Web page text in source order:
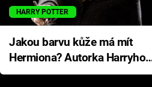
HARRY POTTER
Jakou barvu kůže má mít
Hermiona? Autorka Harryho
Pottera přišla s ráznou